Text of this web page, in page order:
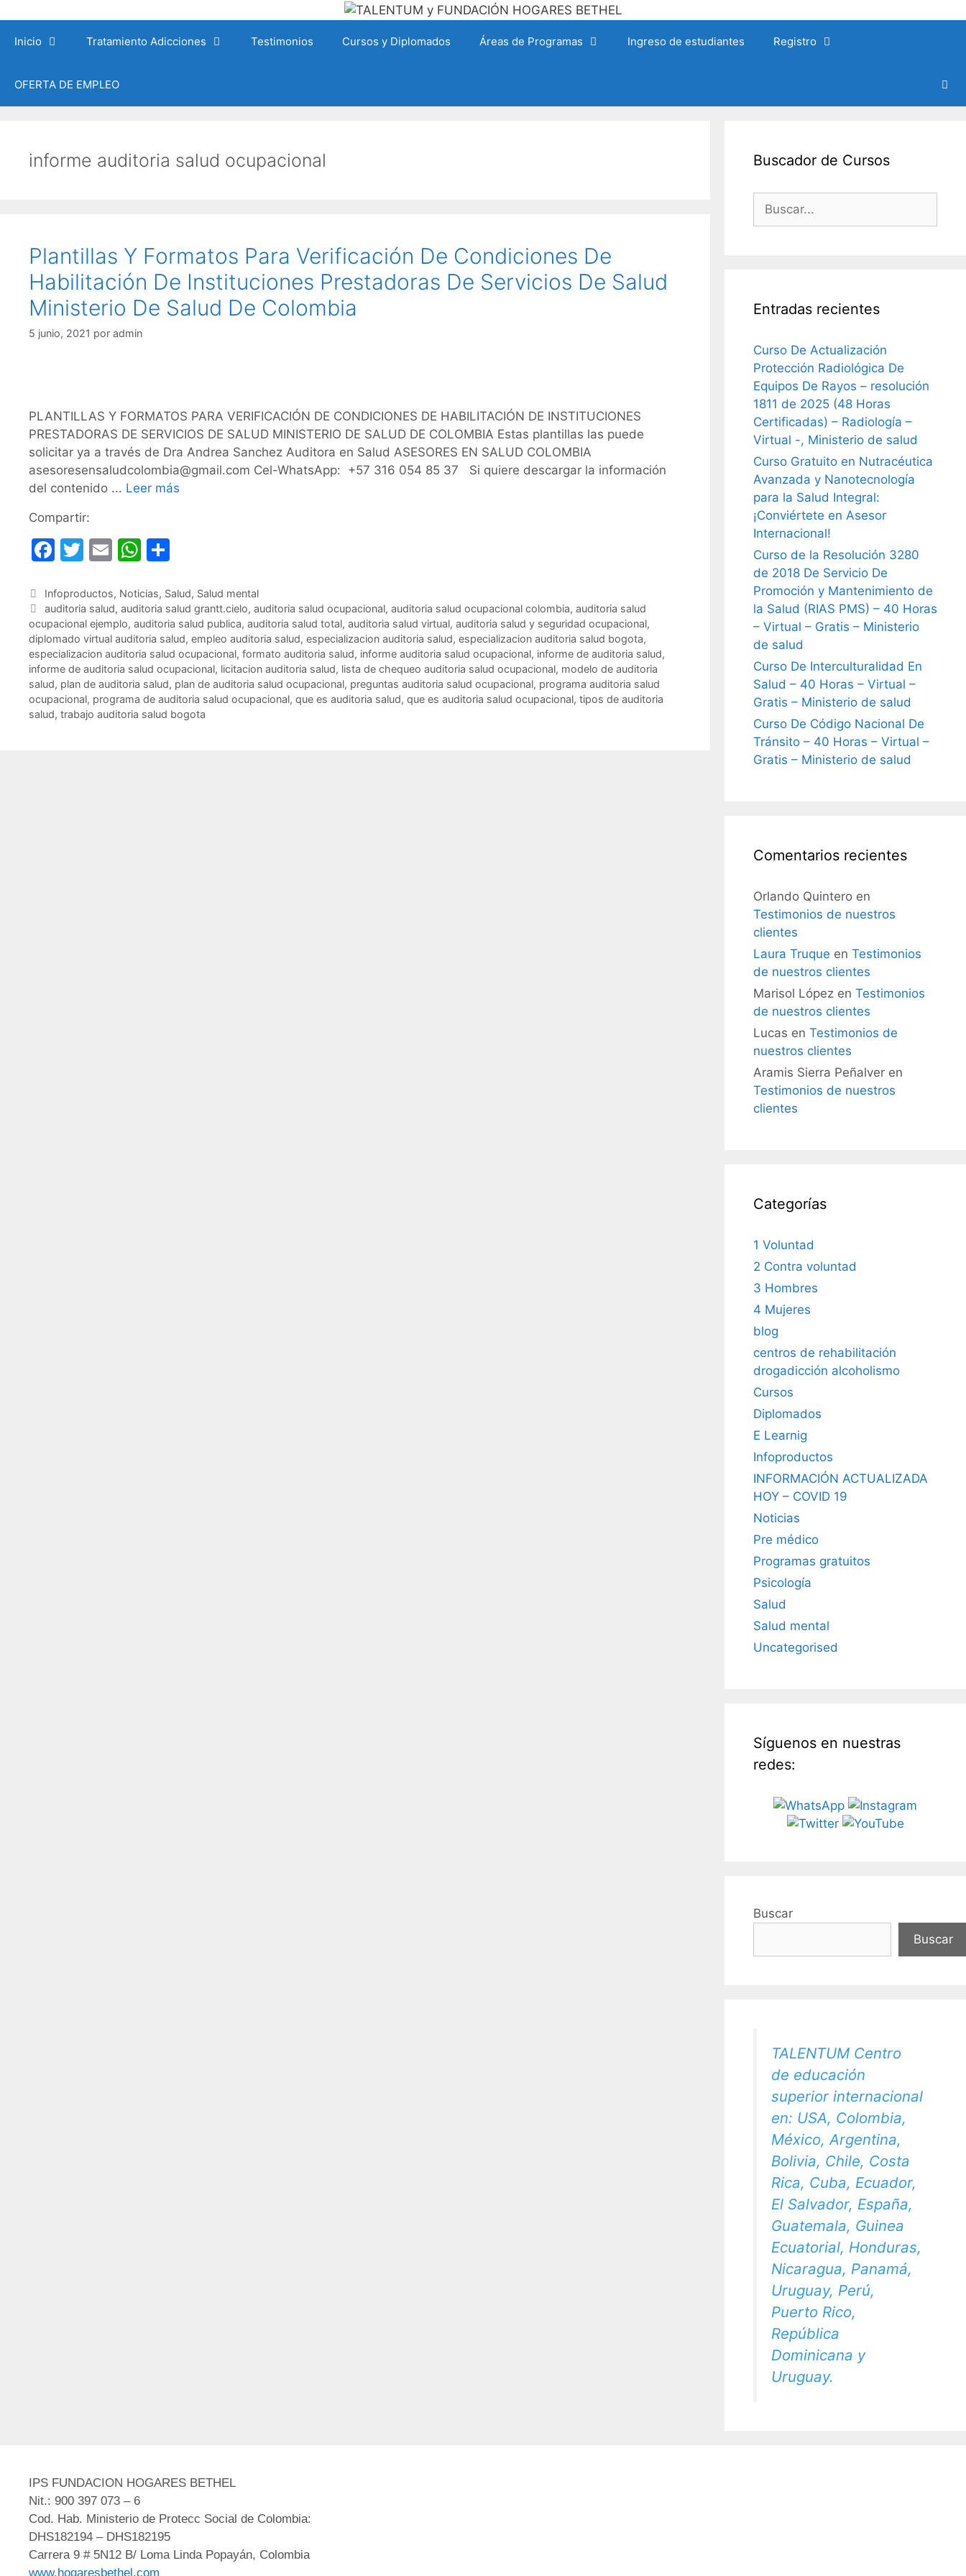
contenido
Inicio Tratamiento Adicciones Testimonios Cursos y Diplomados Áreas de Programas Ingreso de estudiantes Registro
OFERTA DE EMPLEO
informe auditoria salud ocupacional
Plantillas Y Formatos Para Verificación De Condiciones De
Habilitación De Instituciones Prestadoras De Servicios De Salud
Ministerio De Salud De Colombia
5 junio, 2021 por admin
PLANTILLAS Y FORMATOS PARA VERIFICACIÓN DE CONDICIONES DE HABILITACIÓN DE INSTITUCIONES
PRESTADORAS DE SERVICIOS DE SALUD MINISTERIO DE SALUD DE COLOMBIA Estas plantillas las puede
solicitar ya a través de Dra Andrea Sanchez Auditora en Salud ASESORES EN SALUD COLOMBIA
asesoresensaludcolombia@gmail.com Cel-WhatsApp: +57 316 054 85 37 Si quiere descargar la información
del contenido ... Leer más
Compartir:
F
c
e
b
o
o
k
T
itt
er
E
ai
l
W
at
s
A
p
p
m
p
ar
tir
Categorías
Infoproductos, Noticias, Salud, Salud mental
Etiquetas
auditoria salud, auditoria salud grantt.cielo, auditoria salud ocupacional, auditoria salud ocupacional colombia, auditoria salud
ocupacional ejemplo, auditoria salud publica, auditoria salud total, auditoria salud virtual, auditoria salud y seguridad ocupacional,
diplomado virtual auditoria salud, empleo auditoria salud, especializacion auditoria salud, especializacion auditoria salud bogota,
especializacion auditoria salud ocupacional, formato auditoria salud, informe auditoria salud ocupacional, informe de auditoria salud,
informe de auditoria salud ocupacional, licitacion auditoria salud, lista de chequeo auditoria salud ocupacional, modelo de auditoria
salud, plan de auditoria salud, plan de auditoria salud ocupacional, preguntas auditoria salud ocupacional, programa auditoria salud
ocupacional, programa de auditoria salud ocupacional, que es auditoria salud, que es auditoria salud ocupacional, tipos de auditoria
salud, trabajo auditoria salud bogota
Buscador de Cursos
Entradas recientes
Curso De Actualización
Protección Radiológica De
Equipos De Rayos – resolución
1811 de 2025 (48 Horas
Certificadas) – Radiología –
Virtual -, Ministerio de salud
Curso Gratuito en Nutracéutica
Avanzada y Nanotecnología
para la Salud Integral:
¡Conviértete en Asesor
Internacional!
Curso de la Resolución 3280
de 2018 De Servicio De
Promoción y Mantenimiento de
la Salud (RIAS PMS) – 40 Horas
– Virtual – Gratis – Ministerio
de salud
Curso De Interculturalidad En
Salud – 40 Horas – Virtual –
Gratis – Ministerio de salud
Curso De Código Nacional De
Tránsito – 40 Horas – Virtual –
Gratis – Ministerio de salud
Comentarios recientes
Orlando Quintero en
Testimonios de nuestros
clientes
Laura Truque en Testimonios
de nuestros clientes
Marisol López en Testimonios
de nuestros clientes
Lucas en Testimonios de
nuestros clientes
Aramis Sierra Peñalver en
Testimonios de nuestros
clientes
Categorías
1 Voluntad
2 Contra voluntad
3 Hombres
4 Mujeres
blog
centros de rehabilitación
drogadicción alcoholismo
Cursos
Diplomados
E Learnig
Infoproductos
INFORMACIÓN ACTUALIZADA
HOY – COVID 19
Noticias
Pre médico
Programas gratuitos
Psicología
Salud
Salud mental
Uncategorised
Síguenos en nuestras
redes:
Buscar
Buscar
TALENTUM Centro
de educación
superior internacional
en: USA, Colombia,
México, Argentina,
Bolivia, Chile, Costa
Rica, Cuba, Ecuador,
El Salvador, España,
Guatemala, Guinea
Ecuatorial, Honduras,
Nicaragua, Panamá,
Uruguay, Perú,
Puerto Rico,
República
Dominicana y
Uruguay.
IPS FUNDACION HOGARES BETHEL
Nit.: 900 397 073 – 6
Cod. Hab. Ministerio de Protecc Social de Colombia:
DHS182194 – DHS182195
Carrera 9 # 5N12 B/ Loma Linda Popayán, Colombia
www.hogaresbethel.com